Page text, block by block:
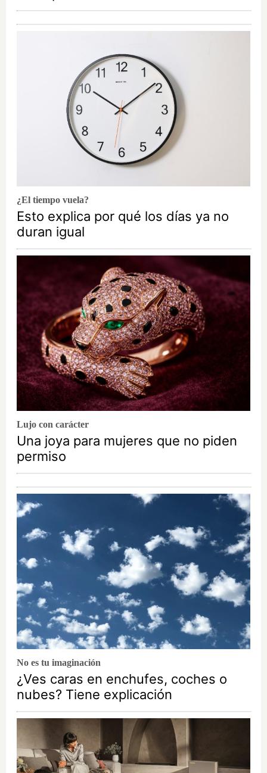
¿El tiempo vuela?
Esto explica por qué los días ya no
duran igual
Lujo con carácter
Una joya para mujeres que no piden
permiso
No es tu imaginación
¿Ves caras en enchufes, coches o
nubes? Tiene explicación